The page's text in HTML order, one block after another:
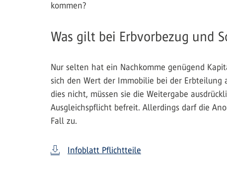
kommen?
Was gilt bei Erbvorbezug und
Nur selten hat ein Nachkomme genügend
sich den Wert der Immobilie bei der
dies nicht, müssen sie die Weitergabe
Ausgleichspflicht befreit. Allerdings darf die
Fall zu.
Infoblatt Pflichtteile